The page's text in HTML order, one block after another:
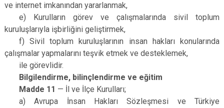
ve internet imkanından yararlanmak,
e) Kurulların görev ve çalışmalarında sivil toplum
kuruluşlarıyla işbirliğini geliştirmek,
f) Sivil toplum kuruluşlarının insan hakları konularında
çalışmalar yapmalarını teşvik etmek ve desteklemek,
ile görevlidir.
Bilgilendirme, bilinçlendirme ve eğitim
Madde 11 — İl ve İlçe Kurulları;
a) Avrupa İnsan Hakları Sözleşmesi ve Türkiye